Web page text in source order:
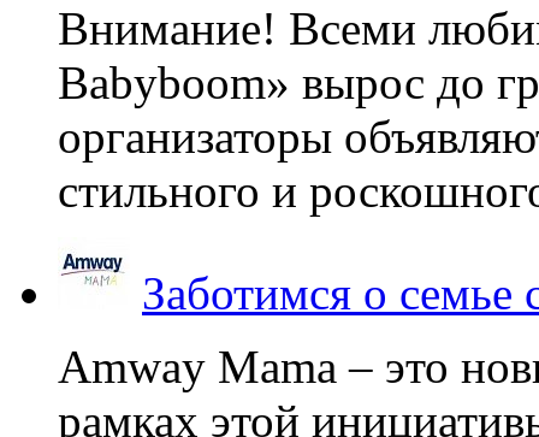
Внимание! Всеми
Babyboom» вырос до
организаторы
стильного и
Заботимся о
Amway Mama – это
рамках этой